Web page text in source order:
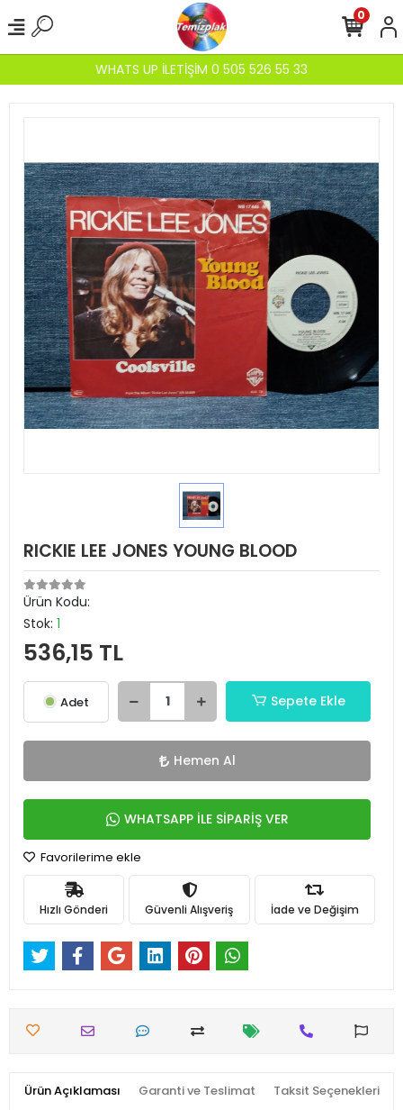
WHATS UP İLETİŞİM 0 505 526 55 33
0
RICKIE LEE JONES YOUNG BLOOD
Ürün Kodu:
Stok: 1
536,15 TL
Adet Sepete Ekle
Hemen Al
WHATSAPP İLE SİPARİŞ VER
Favorilerime ekle
Hızlı Gönderi Güvenli Alışveriş İade ve Değişim
Ürün Açıklaması Garanti ve Teslimat Taksit Seçenekleri